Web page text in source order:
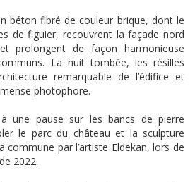
béton fibré de couleur brique, dont le
de figuier, recouvrent la façade nord
prolongent de façon harmonieuse
La nuit tombée, les résilles
remarquable de l’édifice et
photophore.
une pause sur les bancs de pierre
le parc du château et la sculpture
commune par l’artiste Eldekan, lors de
2022.